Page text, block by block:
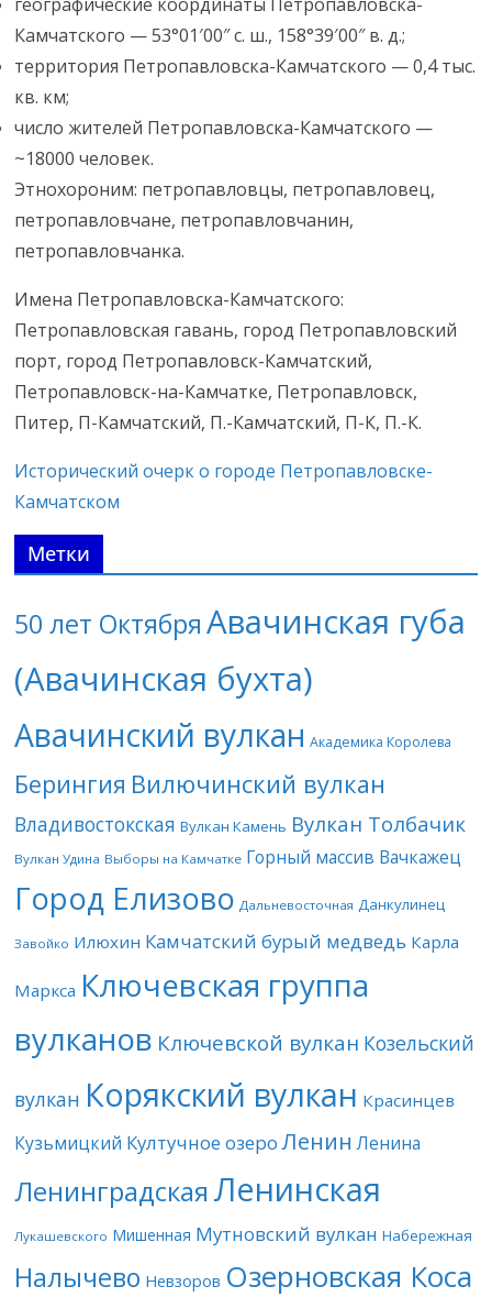
Камчатского — 53°01′00″ с. ш., 158°39′00″ в. д.;
территория Петропавловска-Камчатского — 0,4 тыс.
кв. км;
число жителей Петропавловска-Камчатского —
~18000 человек.
Этнохороним: петропавловцы, петропавловец,
петропавловчане, петропавловчанин,
петропавловчанка.
Имена Петропавловска-Камчатского:
Петропавловская гавань, город Петропавловский
порт, город Петропавловск-Камчатский,
Петропавловск-на-Камчатке, Петропавловск,
Питер, П-Камчатский, П.-Камчатский, П-К, П.-К.
Исторический очерк о городе Петропавловске-
Камчатском
Метки
50 лет Октября Авачинская губа
(Авачинская бухта)
Авачинский вулкан Академика Королева
Берингия Вилючинский вулкан
Владивостокская Вулкан Камень Вулкан Толбачик
Вулкан Удина Выборы на Камчатке Горный массив Вачкажец
Город Елизово Дальневосточная Данкулинец
Завойко Илюхин Камчатский бурый медведь Карла
Маркса Ключевская группа
вулканов Ключевской вулкан Козельский
вулкан Корякский вулкан Красинцев
Кузьмицкий Култучное озеро Ленин Ленина
Ленинградская Ленинская
Лукашевского Мишенная Мутновский вулкан Набережная
Налычево Невзоров Озерновская Коса